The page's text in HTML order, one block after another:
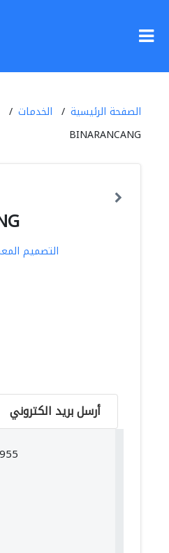
الصفحة الرئيسية الخدمات
BINARANCANG
التصميم
أرسل بريد الكتروني